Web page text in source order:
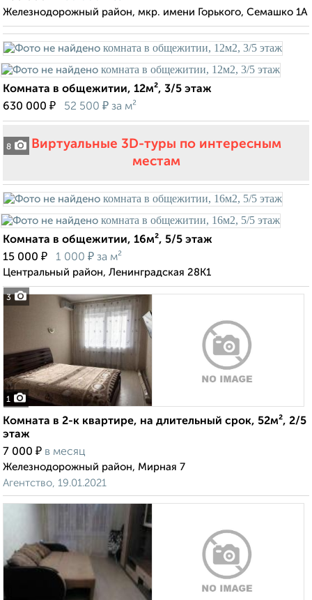
Железнодорожный район, мкр. имени Горького, Семашко 1А
8
Комната в общежитии, 12м², 3/5 этаж
630 000 ₽ 52 500 ₽ за м²
Виртуальные 3D-туры по интересным
местам
3
Комната в общежитии, 16м², 5/5 этаж
15 000 ₽ 1 000 ₽ за м²
Центральный район, Ленинградская 28К1
1
Комната в 2-к квартире, на длительный срок, 52м², 2/5
этаж
7 000 ₽ в месяц
Железнодорожный район, Мирная 7
Агентство, 19.01.2021